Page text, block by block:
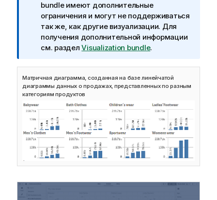
и
м
е
ч
а
и
е
к
н
ф
о
м
а
bundleимеют дополнительные
ограничения и могут не поддерживаться
так же, как другие визуализации. Для
получения дополнительной информации
см. разделVisualization bundle.
Матричная диаграмма, созданная на базе линейчатой
диаграммы данных о продажах, представленных по разным
категориям продуктов